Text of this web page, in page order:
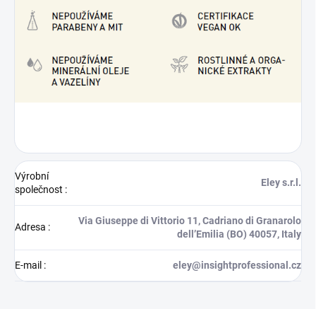
Výrobní
společnost :
Eley s.r.l.
Adresa :
Via Giuseppe di Vittorio 11, Cadriano di Granarolo
dell’Emilia (BO) 40057, Italy
E-mail : eley@insightprofessional.cz